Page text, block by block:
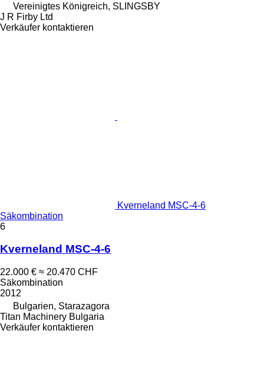
Vereinigtes Königreich, SLINGSBY
J R Firby Ltd
Verkäufer kontaktieren
Kverneland MSC-4-6
Säkombination
6
Kverneland MSC-4-6
22.000 € ≈ 20.470 CHF
Säkombination
2012
Bulgarien, Starazagora
Titan Machinery Bulgaria
Verkäufer kontaktieren